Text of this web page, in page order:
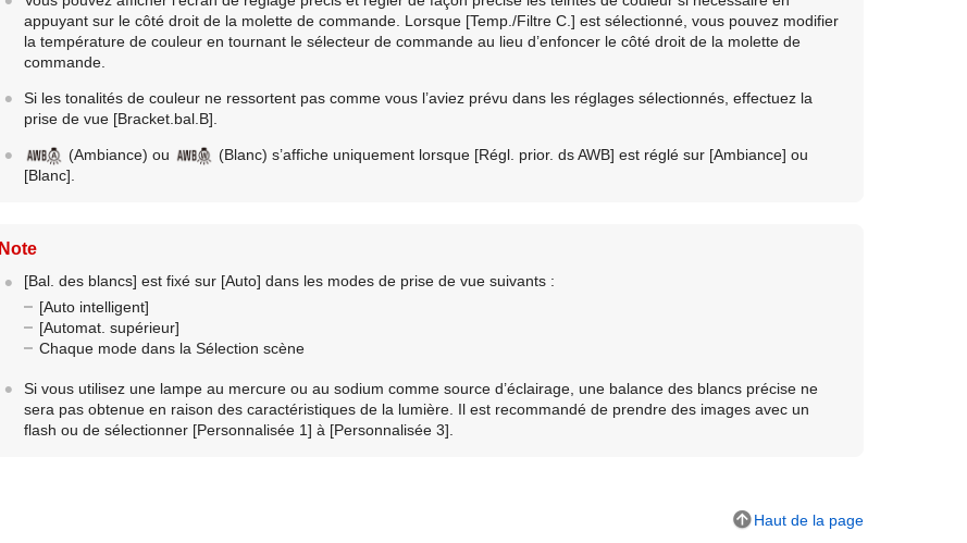
appuyant sur le côté droit de la molette de commande. Lorsque [Temp./Filtre C.] est sélectionné, vous pouvez modifier
la température de couleur en tournant le sélecteur de commande au lieu d’enfoncer le côté droit de la molette de
commande.
Si les tonalités de couleur ne ressortent pas comme vous l’aviez prévu dans les réglages sélectionnés, effectuez la
prise de vue [Bracket.bal.B]
(Ambiance) ou (Blanc) s’affiche uniquement lorsque [Régl. prior. ds AWB] est réglé sur [Ambiance] ou
[Blanc]
Note
[Bal. des blancs] est fixé sur [Auto] dans les modes de prise de vue suivants :
[Auto intelligent]
[Automat. supérieur]
Chaque mode dans la Sélection scène
Si vous utilisez une lampe au mercure ou au sodium comme source d’éclairage, une balance des blancs précise ne
sera pas obtenue en raison des caractéristiques de la lumière. Il est recommandé de prendre des images avec un
flash ou de sélectionner [Personnalisée 1] à [Personnalisée 3]
Haut de la page